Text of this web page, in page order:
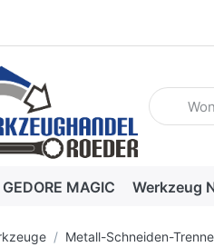
Geben
GEDORE MAGIC Werkzeug
Metall-Schneiden-